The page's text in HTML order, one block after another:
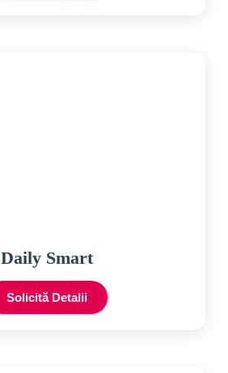
Daily Smart
Solicită Detalii